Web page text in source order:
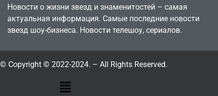
Новости о жизни звезд и знаменитостей – самая
актуальная информация. Самые последние новости
звезд шоу-бизнеса. Новости телешоу, сериалов.
© Copyright © 2022-2024. – All Rights Reserved.